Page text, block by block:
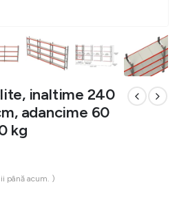
inaltime 240
adancime 60
kg
până acum. )